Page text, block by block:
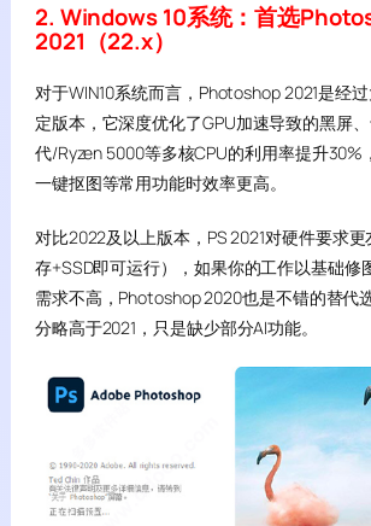
2. Windows 10系统：首选
2021（22.x）
对于WIN10系统而言，Photoshop 2021是经
定版本，它深度优化了GPU加速导致的黑屏
代/Ryzen 5000等多核CPU的利用率提升30%
一键抠图等常用功能时效率更高。
对比2022及以上版本，PS 2021对硬件要求
存+SSD即可运行），如果你的工作以基础修
需求不高，Photoshop 2020也是不错的替代
分略高于2021，只是缺少部分AI功能。